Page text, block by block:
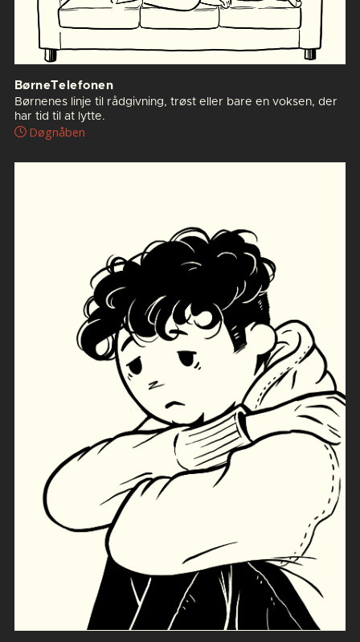
BørneTelefonen
Børnenes linje til rådgivning, trøst eller bare en voksen, der
har tid til at lytte.
Døgnåben